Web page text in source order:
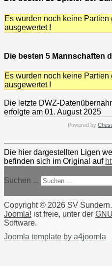
Es wurden noch keine
ausgewertet !
Die besten 5 Mannschaften
Es wurden noch keine
ausgewertet !
Die letzte DWZ-
erfolgte am 01. August 2025
Powered by
Die hier dargestellten Ligen
befinden sich im Original auf
Suchen ...
Copyright © 2026 SV
Joomla! ist freie, unter der
Software.
Joomla template by a4joomla